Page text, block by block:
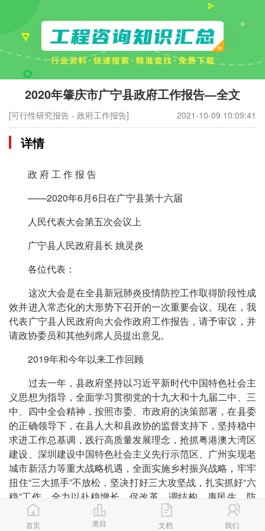
2020年肇庆市广宁县政府工作报告—全文
[可行性研究报告 - 政府工作报告] 2021-10-09 10:09:41
详情
政 府 工 作 报 告
——2020年6月6日在广宁县第十六届
人民代表大会第五次会议上
广宁县人民政府县长 姚灵炎
各位代表：
这次大会是在全县新冠肺炎疫情防控工作取得阶段性成
效并进入常态化的大形势下召开的一次重要会议。现在，我
代表广宁县人民政府向大会作政府工作报告，请予审议，并
请政协委员和其他列席人员提出意见。
2019年和今年以来工作回顾
过去一年，县政府坚持以习近平新时代中国特色社会主
义思想为指导，全面学习贯彻党的十九大和十九届二中、三
中、四中全会精神，按照市委、市政府的决策部署，在县委
的正确领导下，在县人大和县政协的监督支持下，坚持稳中
求进工作总基调，践行高质量发展理念，抢抓粤港澳大湾区
建设、深圳建设中国特色社会主义先行示范区、广州实现老
城市新活力等重大战略机遇，全面实施乡村振兴战略，牢牢
扭住“三大抓手”不放松，坚决打好三大攻坚战，扎实抓好“六
稳”工作，全力以赴稳增长、促改革、调结构、惠民生、防
风险、保稳定，全县经济社会保持平稳健康发展。地区生产
总值同比增长(以下简称增长)6.4%，一般公共预算收入增长
首页 类目 文档 我们